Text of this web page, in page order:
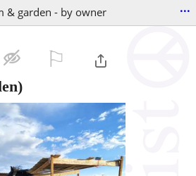
& garden - by owner ...